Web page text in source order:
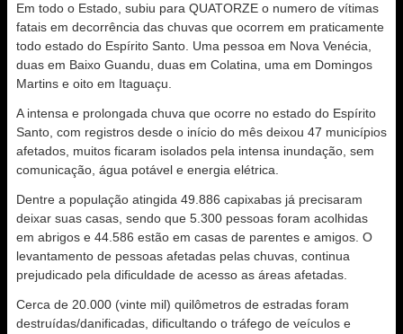
Em todo o Estado, subiu para QUATORZE o numero de vítimas
fatais em decorrência das chuvas que ocorrem em praticamente
todo estado do Espírito Santo. Uma pessoa em Nova Venécia,
duas em Baixo Guandu, duas em Colatina, uma em Domingos
Martins e oito em Itaguaçu.
A intensa e prolongada chuva que ocorre no estado do Espírito
Santo, com registros desde o início do mês deixou 47 municípios
afetados, muitos ficaram isolados pela intensa inundação, sem
comunicação, água potável e energia elétrica.
Dentre a população atingida 49.886 capixabas já precisaram
deixar suas casas, sendo que 5.300 pessoas foram acolhidas
em abrigos e 44.586 estão em casas de parentes e amigos. O
levantamento de pessoas afetadas pelas chuvas, continua
prejudicado pela dificuldade de acesso as áreas afetadas.
Cerca de 20.000 (vinte mil) quilômetros de estradas foram
destruídas/danificadas, dificultando o tráfego de veículos e